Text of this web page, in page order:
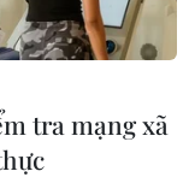
tra mạng xã